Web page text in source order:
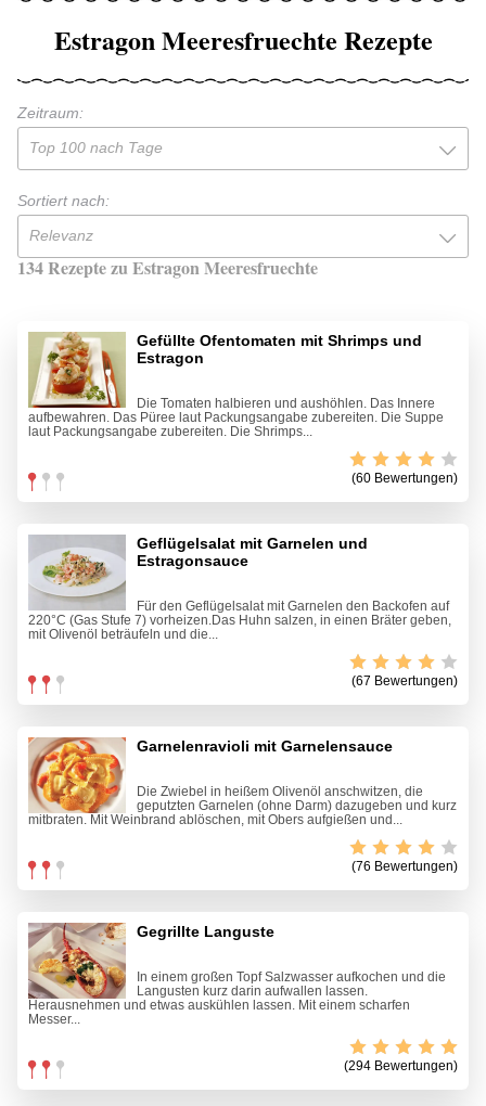
Estragon Meeresfruechte Rezepte
Zeitraum:
Top 100 nach Tage
Sortiert nach:
Relevanz
134 Rezepte zu Estragon Meeresfruechte
Gefüllte Ofentomaten mit Shrimps und
Estragon
Die Tomaten halbieren und aushöhlen. Das Innere
aufbewahren. Das Püree laut Packungsangabe zubereiten. Die Suppe
laut Packungsangabe zubereiten. Die Shrimps...
(60 Bewertungen)
Geflügelsalat mit Garnelen und
Estragonsauce
Für den Geflügelsalat mit Garnelen den Backofen auf
220°C (Gas Stufe 7) vorheizen.Das Huhn salzen, in einen Bräter geben,
mit Olivenöl beträufeln und die...
(67 Bewertungen)
Garnelenravioli mit Garnelensauce
Die Zwiebel in heißem Olivenöl anschwitzen, die
geputzten Garnelen (ohne Darm) dazugeben und kurz
mitbraten. Mit Weinbrand ablöschen, mit Obers aufgießen und...
(76 Bewertungen)
Gegrillte Languste
In einem großen Topf Salzwasser aufkochen und die
Langusten kurz darin aufwallen lassen.
Herausnehmen und etwas auskühlen lassen. Mit einem scharfen
Messer...
(294 Bewertungen)